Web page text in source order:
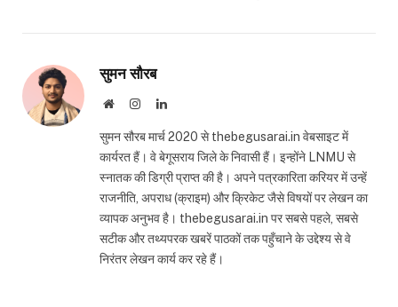
सुमन सौरब
WebsiteInstagramLinkedIn
सुमन सौरब मार्च 2020 से thebegusarai.in वेबसाइट में
कार्यरत हैं। वे बेगूसराय जिले के निवासी हैं। इन्होंने LNMU से
स्नातक की डिग्री प्राप्त की है। अपने पत्रकारिता करियर में उन्हें
राजनीति, अपराध (क्राइम) और क्रिकेट जैसे विषयों पर लेखन का
व्यापक अनुभव है। thebegusarai.in पर सबसे पहले, सबसे
सटीक और तथ्यपरक खबरें पाठकों तक पहुँचाने के उद्देश्य से वे
निरंतर लेखन कार्य कर रहे हैं।